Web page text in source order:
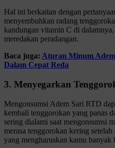
Hal ini berkaitan dengan
menyembuhkan radang
kandungan vitamin C di
meredakan peradangan.
Baca juga: Aturan Minum
Dalam Cepat Reda
3. Menyegarkan
Mengonsumsi Adem Sari RTD
kembali tenggorokan yang panas
sering dialami saat mengonsumsi
merasa tenggorokan kering
yang mengharuskan kamu banyak